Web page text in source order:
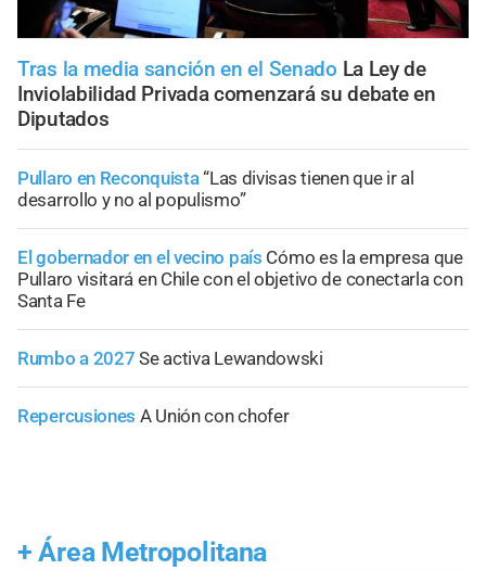
Tras la media sanción en el Senado La Ley de
Inviolabilidad Privada comenzará su debate en
Diputados
Pullaro en Reconquista“Las divisas tienen que ir al
desarrollo y no al populismo”
El gobernador en el vecino país Cómo es la empresa que
Pullaro visitará en Chile con el objetivo de conectarla con
Santa Fe
Rumbo a 2027 Se activa Lewandowski
Repercusiones A Unión con chofer
+ Área Metropolitana